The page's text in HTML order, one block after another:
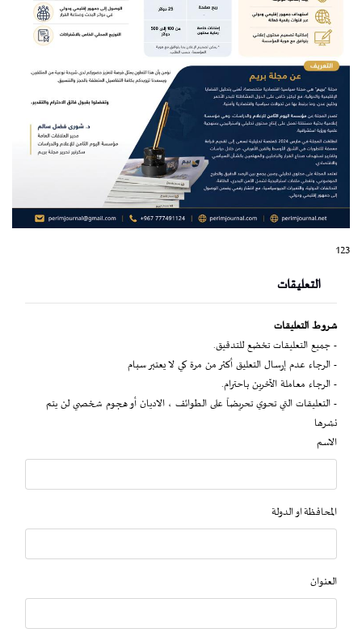
123
التعليقات
شروط التعليقات
- جميع التعليقات تخضع للتدقيق.
- الرجاء عدم إرسال التعليق أكثر من مرة كي لا يعتبر سبام
- الرجاء معاملة الآخرين باحترام.
- التعليقات التي تحوي تحريضاً على الطوائف ، الاديان أو هجوم شخصي لن يتم
نشرها
الاسم
المحافظة او الدولة
العنوان